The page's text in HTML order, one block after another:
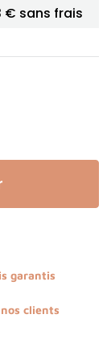
€ sans frais
garantis
clients